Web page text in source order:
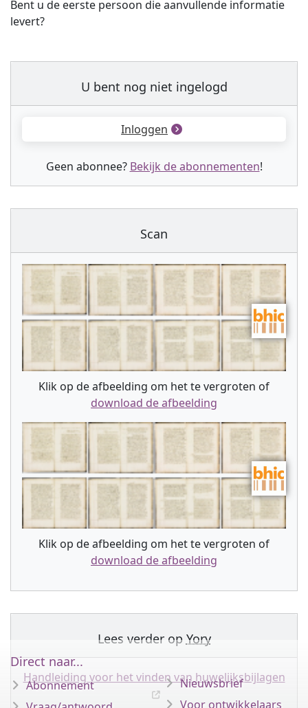
Bent u de eerste persoon die aanvullende informatie
levert?
U bent nog niet ingelogd
Inloggen
Geen abonnee? Bekijk de abonnementen!
Scan
Klik op de afbeelding om het te vergroten of
download de afbeelding
Klik op de afbeelding om het te vergroten of
download de afbeelding
Lees verder op Yory
Handleiding voor het vinden van huwelijksbijlagen
Direct naar...
Abonnement
Nieuwsbrief
Voor ontwikkelaars